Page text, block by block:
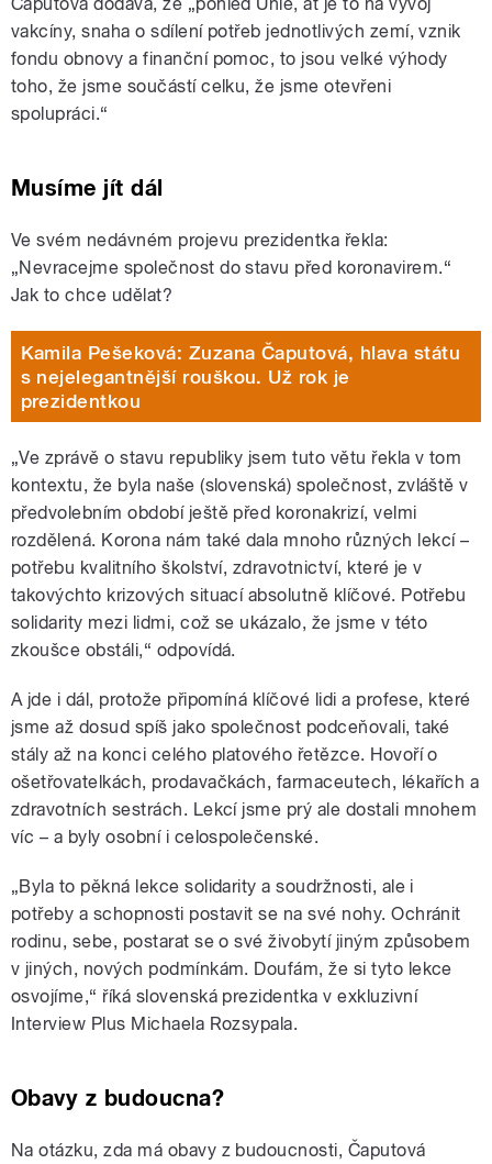
Čaputová dodává, že „pohled Unie, ať je to na vývoj
vakcíny, snaha o sdílení potřeb jednotlivých zemí, vznik
fondu obnovy a finanční pomoc, to jsou velké výhody
toho, že jsme součástí celku, že jsme otevřeni
spolupráci.“
Musíme jít dál
Ve svém nedávném projevu prezidentka řekla:
„Nevracejme společnost do stavu před koronavirem.“
Jak to chce udělat?
Kamila Pešeková: Zuzana Čaputová, hlava státu
s nejelegantnější rouškou. Už rok je
prezidentkou
„Ve zprávě o stavu republiky jsem tuto větu řekla v tom
kontextu, že byla naše (slovenská) společnost, zvláště v
předvolebním období ještě před koronakrizí, velmi
rozdělená. Korona nám také dala mnoho různých lekcí –
potřebu kvalitního školství, zdravotnictví, které je v
takovýchto krizových situací absolutně klíčové. Potřebu
solidarity mezi lidmi, což se ukázalo, že jsme v této
zkoušce obstáli,“ odpovídá.
A jde i dál, protože připomíná klíčové lidi a profese, které
jsme až dosud spíš jako společnost podceňovali, také
stály až na konci celého platového řetězce. Hovoří o
ošetřovatelkách, prodavačkách, farmaceutech, lékařích a
zdravotních sestrách. Lekcí jsme prý ale dostali mnohem
víc – a byly osobní i celospolečenské.
„Byla to pěkná lekce solidarity a soudržnosti, ale i
potřeby a schopnosti postavit se na své nohy. Ochránit
rodinu, sebe, postarat se o své živobytí jiným způsobem
v jiných, nových podmínkám. Doufám, že si tyto lekce
osvojíme,“ říká slovenská prezidentka v exkluzivní
Interview Plus Michaela Rozsypala.
Obavy z budoucna?
Na otázku, zda má obavy z budoucnosti, Čaputová